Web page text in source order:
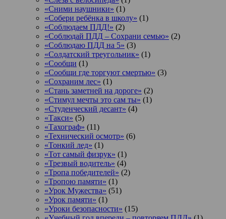
«Сними наушники» (1)
«Собери ребёнка в школу» (1)
«Соблюдаем ПДД!» (2)
«Соблюдай ПДД – Сохрани семью» (2)
«Соблюдаю ПДД на 5» (3)
«Солдатский треугольник» (1)
«Сообщи (1)
«Сообщи где торгуют смертью» (3)
«Сохраним лес» (1)
«Стань заметней на дороге» (2)
«Стимул мечты это сам ты» (1)
«Студенческий десант» (4)
«Такси» (5)
«Тахограф» (11)
«Технический осмотр» (6)
«Тонкий лед» (1)
«Тот самый физрук» (1)
«Трезвый водитель» (4)
«Тропа победителей» (2)
«Тропою памяти» (1)
«Урок Мужества» (51)
«Урок памяти» (1)
«Уроки безопасности» (15)